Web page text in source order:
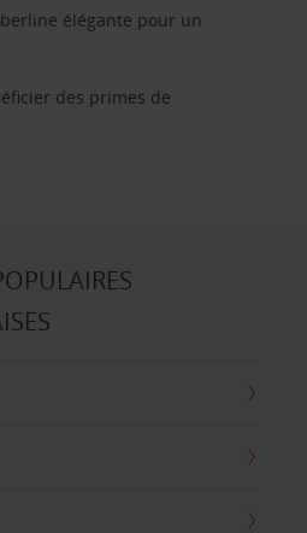
élégante pour un
des primes de